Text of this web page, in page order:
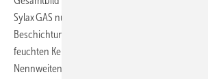
Sylax GAS nun beschichtet in gelber Farbe (RAL
Beschichtung eignet sich Sylax GAS für härteste
feuchten Kellern. Lieferbar sind die
Nennweiten DN 32 bis DN 150 sowie DN 200 bis